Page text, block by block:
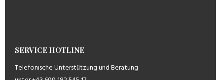
SERVICE HOTLINE
Telefonische Unterstützung und Beratung